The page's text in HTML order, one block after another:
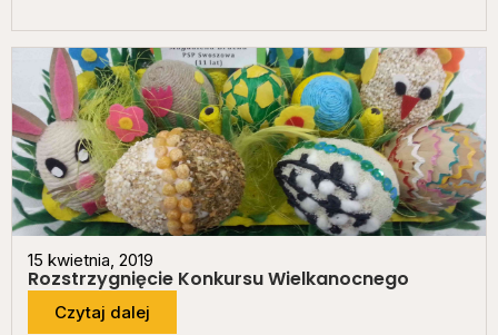
15 kwietnia, 2019
Rozstrzygnięcie Konkursu Wielkanocnego
Czytaj dalej